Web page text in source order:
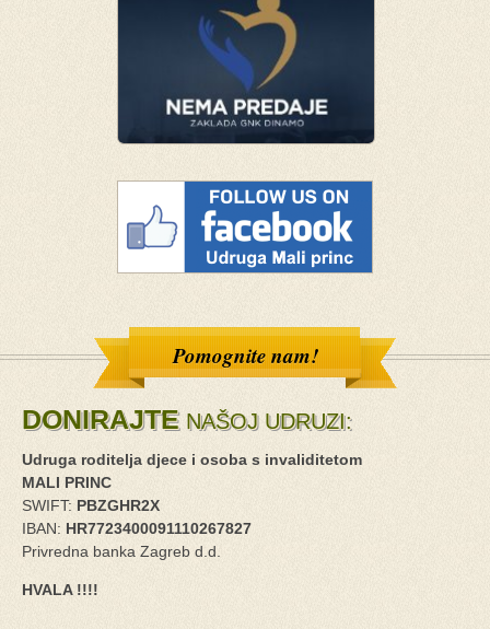
Pomognite nam!
DONIRAJTENAŠOJ UDRUZI:
Udruga roditelja djece i osoba s invaliditetom
MALI PRINC
SWIFT: PBZGHR2X
IBAN: HR7723400091110267827
Privredna banka Zagreb d.d.
HVALA !!!!